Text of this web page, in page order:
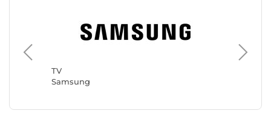
TV
Samsung
TV
TCL